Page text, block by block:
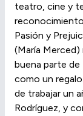
teatro, cine y
Pasión y
(María Merced)
buena parte
como un
de trabajar un
Rodríguez, y